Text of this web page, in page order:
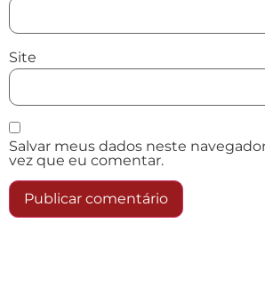
Site
Salvar meus dados neste
vez que eu comentar.